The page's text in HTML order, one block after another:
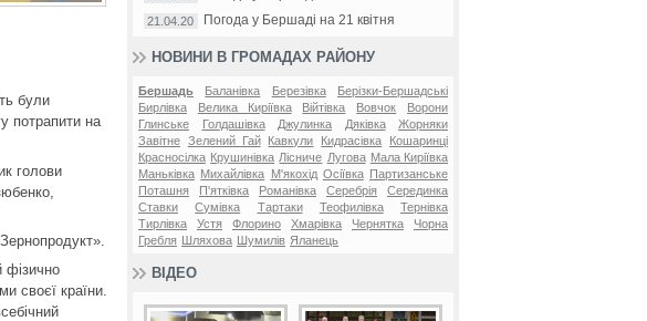
були
потрапити на
голови
фізично
своєї країни.
21.04.20 Погода у Бершаді на 21 квітня
НОВИНИ В ГРОМАДАХ РАЙОНУ
Бершадь Баланівка Березівка
Берізки-Бершадські
Бирлівка
Велика Киріївка Війтівка Вовчок
Ворони
Глинське
Голдашівка Джулинка Дяківка
Жорняки
Завітне Зелений Гай Кавкули Кидрасівка
Кошаринці
Красносілка Крушинівка Лісниче Лугова Мала Киріївка
Маньківка Михайлівка М'якохід Осіївка
Партизанське
Поташня
П'ятківка Романівка Серебрія
Серединка
Ставки
Сумівка Тартаки Теофилівка
Тернівка
Тирлівка
Устя Флорино Хмарівка Чернятка
Чорна
Гребля
Шляхова Шумилів Яланець
ВІДЕО